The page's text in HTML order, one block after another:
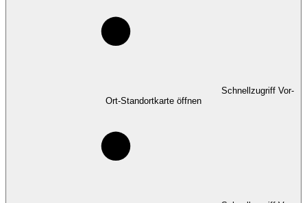
Schnellzugriff Vor-
Ort-Standortkarte öffnen